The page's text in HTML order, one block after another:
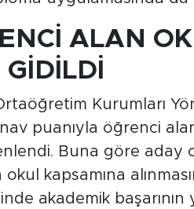
ALAN
Kurumları
puanıyla öğrenci
Buna göre aday
kapsamına
akademik başarının